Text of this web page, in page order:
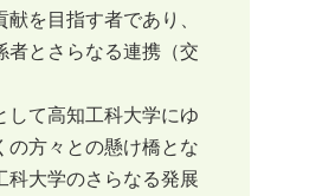
を目指す者であり、
者とさらなる連携（交
て高知工科大学にゆ
の方々との懸け橋とな
科大学のさらなる発展